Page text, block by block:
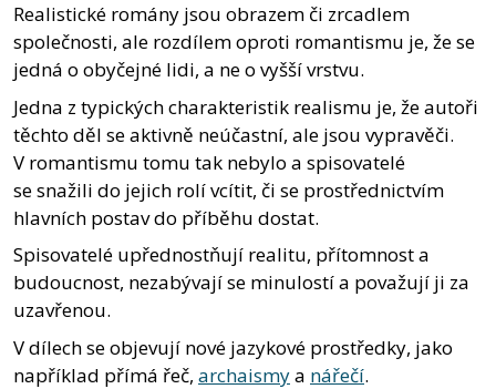
Realistické romány jsou obrazem či zrcadlem
společnosti, ale rozdílem oproti romantismu je, že se
jedná o obyčejné lidi, a ne o vyšší vrstvu.
Jedna z typických charakteristik realismu je, že autoři
těchto děl se aktivně neúčastní, ale jsou vypravěči.
V romantismu tomu tak nebylo a spisovatelé
se snažili do jejich rolí vcítit, či se prostřednictvím
hlavních postav do příběhu dostat.
Spisovatelé upřednostňují realitu, přítomnost a
budoucnost, nezabývají se minulostí a považují ji za
uzavřenou.
V dílech se objevují nové jazykové prostředky, jako
například přímá řeč, archaismya nářečí.